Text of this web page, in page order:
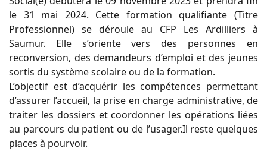
le 31 mai 2024. Cette formation qualifiante (Titre
Professionnel) se déroule au CFP Les Ardilliers à
Saumur. Elle s’oriente vers des personnes en
reconversion, des demandeurs d’emploi et des jeunes
sortis du système scolaire ou de la formation.
L’objectif est d’acquérir les compétences permettant
d’assurer l’accueil, la prise en charge administrative, de
traiter les dossiers et coordonner les opérations liées
au parcours du patient ou de l’usager.Il reste quelques
places à pourvoir.